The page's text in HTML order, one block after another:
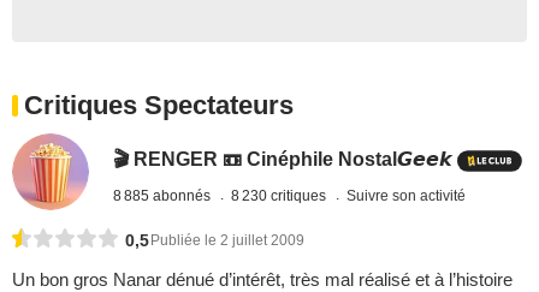
Critiques Spectateurs
🎬 RENGER 📼 Cinéphile Nostal𝙂𝙚𝙚𝙠
8 885 abonnés 8 230 critiques Suivre son activité
0,5 Publiée le 2 juillet 2009
Un bon gros Nanar dénué d’intérêt, très mal réalisé et à l’histoire